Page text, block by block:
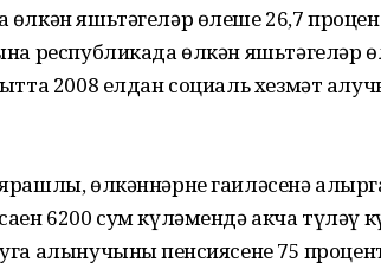
яшьтәгеләр өлеше 26,7
республикада өлкән яшьтәгеләр
2008 елдан социаль хезмәт
өлкәннәрне гаиләсенә
6200 сум күләмендә акча түләү
алынучының пенсиясенең 75